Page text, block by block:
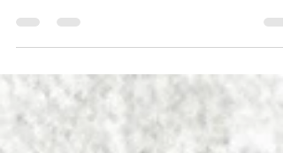
Water Museum Collections | 黑水博物館館藏》